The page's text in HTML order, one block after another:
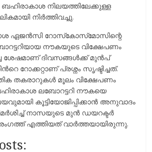
ബഹിരാകാശ നിലയത്തിലേക്കുള്ള
നിര്‍ത്തിവച്ചു.
ഏജന്‍സി റോസ്‌കോസ്‌മോസിന്റെ
നൗകയുടെ വിക്ഷേപണം
ശേഷമാണ് ദിവസങ്ങള്‍ക്ക് മുന്‍പ്
റോക്കറ്റാണ് പ്രശ്നം സൃഷ്ടിച്ചത്.
തകരാറുകള്‍ മൂലം വിക്ഷേപണം
ലബോറട്ടറി നൗകയെ
കൂട്ടിയോജിപ്പിക്കാന്‍ അനുവാദം
നാസയുടെ മുന്‍ ഡയറക്ടര്‍
എത്തിയത് വാര്‍ത്തയായിരുന്നു.